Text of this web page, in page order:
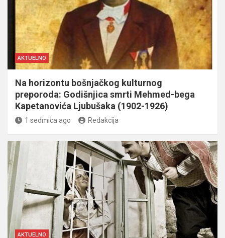
AKTUELNO
Na horizontu bošnjačkog kulturnog
preporoda: Godišnjica smrti Mehmed-bega
Kapetanovića Ljubušaka (1902-1926)
1 sedmica ago Redakcija
AKTUELNO